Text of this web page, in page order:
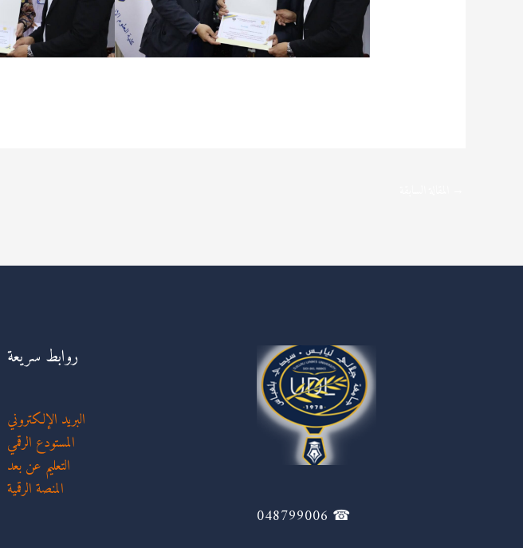
☎ 048799006
روابط سريعة
البريد الإلكتروني
المستودع الرقمي
التعليم عن بعد
المنصة الرقمية